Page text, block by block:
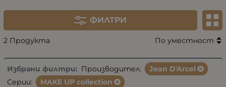
ФИЛТРИ
2 Продукта По уместност
Избрани филтри: Производител:
Jean D'Arcel
Серии:
MAKE UP collection